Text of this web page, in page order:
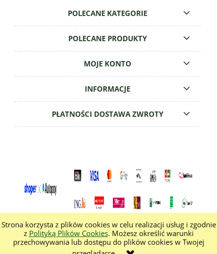
Strona korzysta z plików cookies w celu realizacji usług i zgodnie
z Polityką Plików Cookies. Możesz określić warunki
przechowywania lub dostępu do plików cookies w Twojej
POLECANE KATEGORIE
POLECANE PRODUKTY
MOJE KONTO
INFORMACJE
PŁATNOŚCI DOSTAWA ZWROTY
pokaż pełną wersję strony